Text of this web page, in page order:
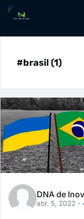
#brasil (1)
DNA de
abr. 5, 2022 -